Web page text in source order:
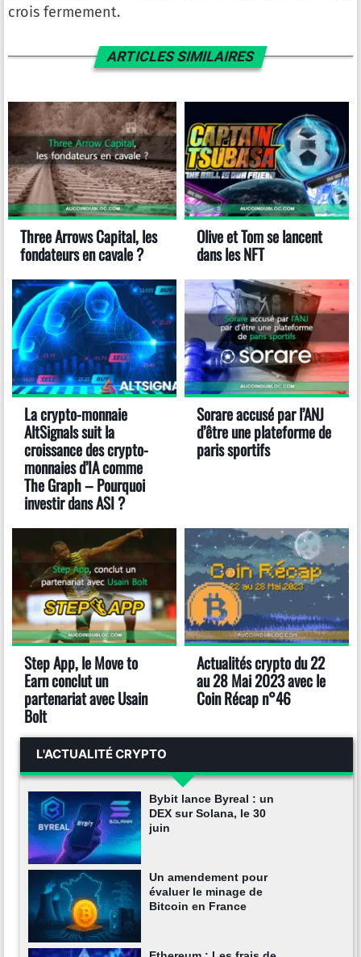
crois fermement.
ARTICLES SIMILAIRES
Three Arrows Capital, les
fondateurs en cavale ?
Olive et Tom se lancent
dans les NFT
La crypto-monnaie
AltSignals suit la
croissance des crypto-
monnaies d’IA comme
The Graph – Pourquoi
investir dans ASI ?
Sorare accusé par l’ANJ
d’être une plateforme de
paris sportifs
Step App, le Move to
Earn conclut un
partenariat avec Usain
Bolt
Actualités crypto du 22
au 28 Mai 2023 avec le
Coin Récap n°46
L'ACTUALITÉ CRYPTO
Bybit lance Byreal : un
DEX sur Solana, le 30
juin
Un amendement pour
évaluer le minage de
Bitcoin en France